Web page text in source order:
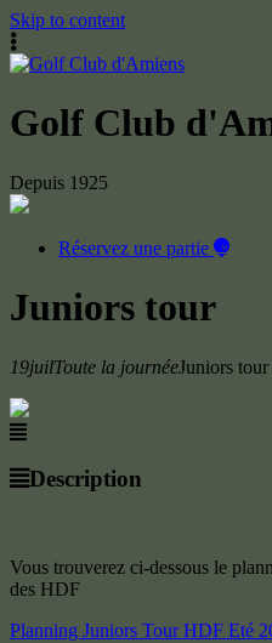
Skip to content
Golf Club
Depuis 1925
Réservez une partie
Juniors tour
19juilToute la journéeJuniors tour
Description
Vous trouverez ci-dessous le
des HDF
Planning Juniors Tour HDF Eté